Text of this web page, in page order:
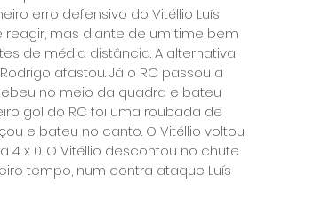
erro defensivo do Vitéllio Luís
reagir, mas diante de um time bem
de média distância. A alternativa
afastou. Já o RC passou a
no meio da quadra e bateu
gol do RC foi uma roubada de
e bateu no canto. O Vitéllio voltou
4 x 0. O Vitéllio descontou no chute
tempo, num contra ataque Luís